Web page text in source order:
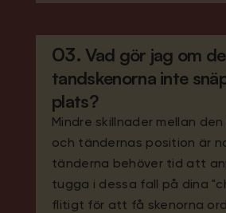
03.Vad gör jag om
tandskenorna inte
plats?
Mindre skillnader mellan
och tändernas position är
tänderna behöver tid att
tugga i dessa fall på dina
flitigt för att få skenorna